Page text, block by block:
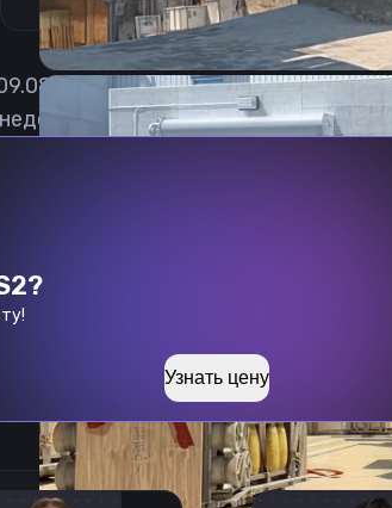
обновлять, чтобы вы
Узнать цену